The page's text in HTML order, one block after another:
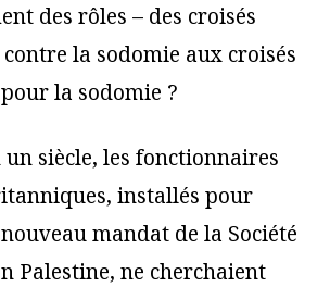
des rôles – des croisés
la sodomie aux croisés
la sodomie ?
siècle, les fonctionnaires
installés pour
mandat de la Société
Palestine, ne cherchaient